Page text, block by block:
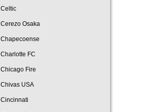
Celtic
Cerezo Osaka
Chapecoense
Charlotte FC
Chicago Fire
Chivas USA
Cincinnati